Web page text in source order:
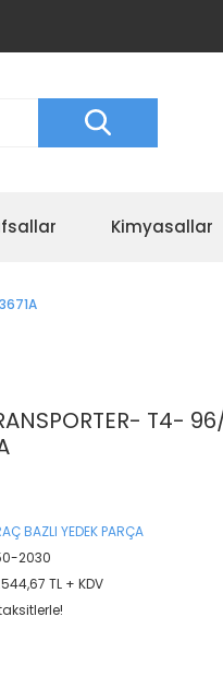
Kimyasallar
T4-
BAZLI YEDEK PARÇA
2030
TL + KDV